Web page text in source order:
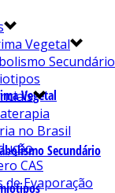
Vegetal
Secundário
Vegetal
Secundário
no Brasil
CAS
de Evaporação